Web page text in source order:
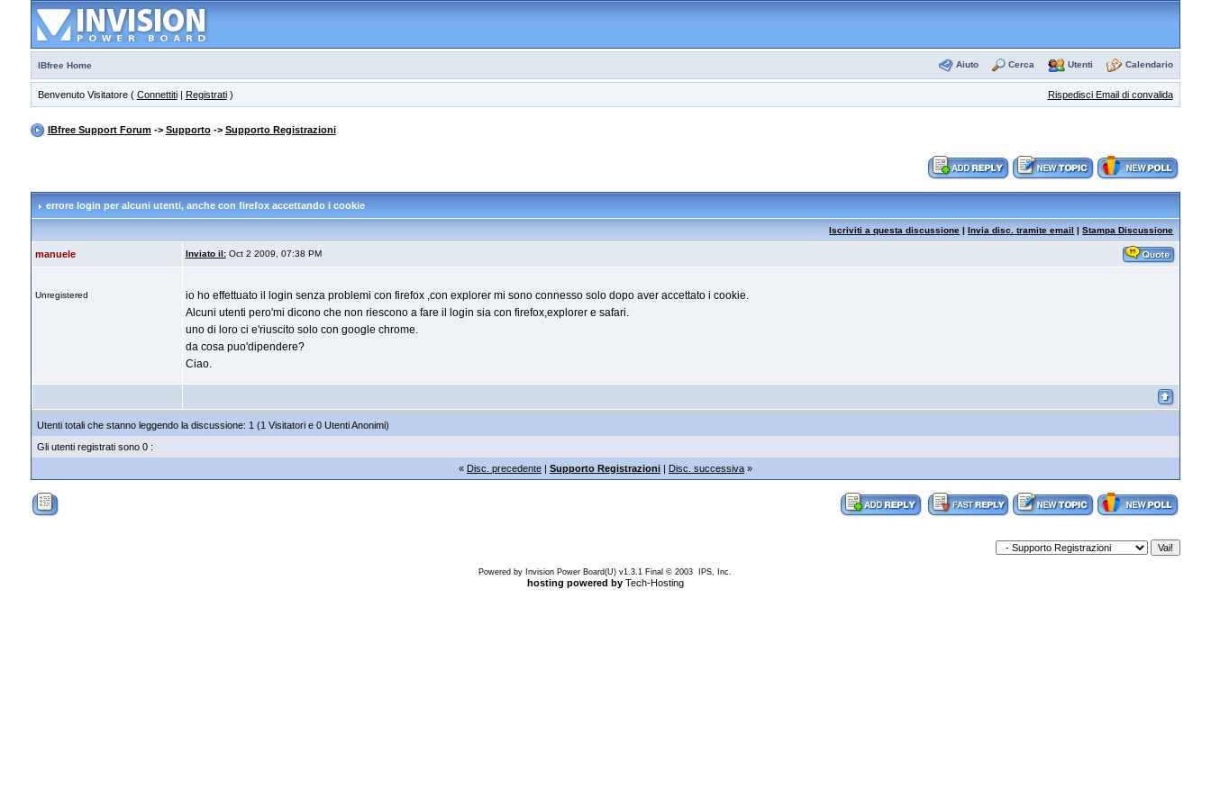
IBfree Home Aiuto Cerca Utenti Calendario
Benvenuto Visitatore ( Connettiti| Registrati) Rispedisci Email di convalida
IBfree Support Forum-> Supporto-> Supporto Registrazioni
errore login per alcuni utenti, anche con firefox accettando i cookie
Iscriviti a questa discussione |Invia disc. tramite email |Stampa Discussione
manuele Inviato il:Oct 2 2009, 07:38 PM
Unregistered
io ho effettuato il login senza problemi con firefox ,con explorer mi sono connesso solo dopo aver accettato i cookie.
Alcuni utenti pero'mi dicono che non riescono a fare il login sia con firefox,explorer e safari.
uno di loro ci e'riuscito solo con google chrome.
da cosa puo'dipendere?
Ciao.
Utenti totali che stanno leggendo la discussione: 1 (1 Visitatori e 0 Utenti Anonimi)
Gli utenti registrati sono 0 :
« Disc. precedente| Supporto Registrazioni| Disc. successiva»
Powered by Invision Power Board(U) v1.3.1 Final © 2003 IPS, Inc.
hosting powered byTech-Hosting